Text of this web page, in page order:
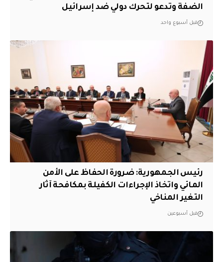
الضفة وتدعو لتحرك دولي ضد إسرائيل
قبل أسبوع واحد
رئيس الجمهورية: ضرورة الحفاظ على الأمن
المائي واتخاذ الإجراءات الكفيلة بمكافحة آثار
التغير المناخي
قبل أسبوعين